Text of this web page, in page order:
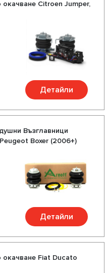
Citroen Jumper,
Детайли
Възглавници
Boxer (2006+)
Детайли
Fiat Ducato